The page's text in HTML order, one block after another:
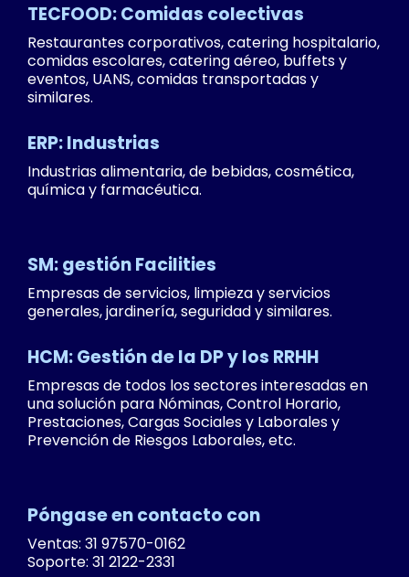
TECFOOD: Comidas colectivas
Restaurantes corporativos, catering hospitalario,
comidas escolares, catering aéreo, buffets y
eventos, UANS, comidas transportadas y
similares.
ERP: Industrias
Industrias alimentaria, de bebidas, cosmética,
química y farmacéutica.
SM: gestión Facilities
Empresas de servicios, limpieza y servicios
generales, jardinería, seguridad y similares.
HCM: Gestión de la DP y los RRHH
Empresas de todos los sectores interesadas en
una solución para Nóminas, Control Horario,
Prestaciones, Cargas Sociales y Laborales y
Prevención de Riesgos Laborales, etc.
Póngase en contacto con
Ventas: 31 97570-0162
Soporte: 31 2122-2331